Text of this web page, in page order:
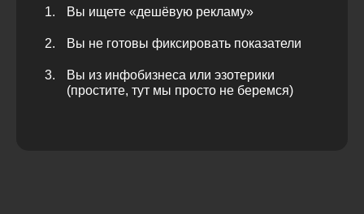
Вы ищете «дешёвую рекламу»
Вы не готовы фиксировать показатели
Вы из инфобизнеса или эзотерики
(простите, тут мы просто не беремся)